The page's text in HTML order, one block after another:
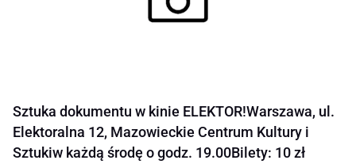
Sztuka dokumentu w kinie ELEKTOR!Warszawa, ul.
Elektoralna 12, Mazowieckie Centrum Kultury i
Sztukiw każdą środę o godz. 19.00Bilety: 10 zł